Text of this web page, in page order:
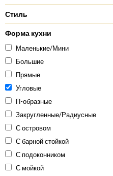
Стиль
Форма кухни
Маленькие/Мини
Большие
Прямые
Угловые
П-образные
Закругленные/Радиусные
С островом
С барной стойкой
С подоконником
С мойкой